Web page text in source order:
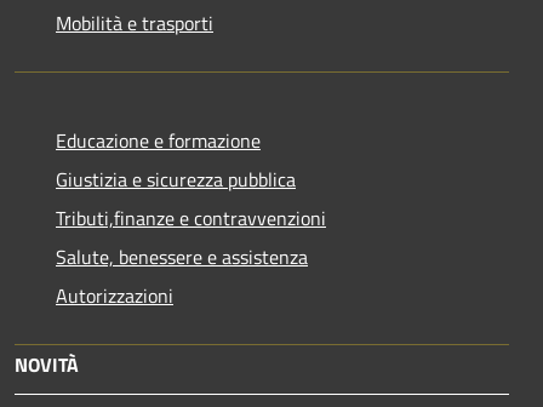
Mobilità e trasporti
Educazione e formazione
Giustizia e sicurezza pubblica
Tributi,finanze e contravvenzioni
Salute, benessere e assistenza
Autorizzazioni
NOVITÀ